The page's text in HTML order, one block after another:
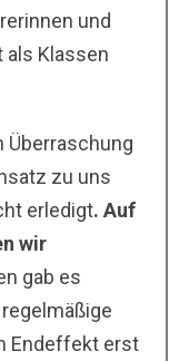
und
als Klassen
Überraschung
zu uns
erledigt. Auf
wir
gab es
Endeffekt erst